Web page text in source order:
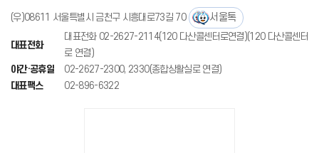
(우)08611 서울특별시 금천구 시흥대로73길 70 서울톡
대표전화
대표전화 02-2627-2114(120 다산콜센터로연결)(120 다산콜센터
로 연결)
야간·공휴일
02-2627-2300, 2330(종합상활실로 연결)
대표팩스
02-896-6322